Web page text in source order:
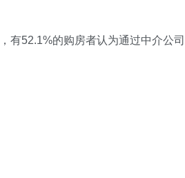
，有52.1%的购房者认为通过中介公司